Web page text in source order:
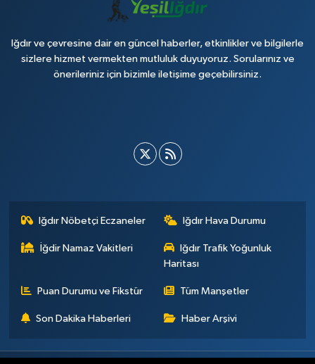
Iğdır ve çevresine dair en güncel haberler, etkinlikler ve bilgilerle
sizlere hizmet vermekten mutluluk duyuyoruz. Sorularınız ve
önerileriniz için bizimle iletişime geçebilirsiniz.
Iğdır Nöbetçi Eczaneler Iğdır Hava Durumu
İğdir Namaz Vakitleri
Iğdır Trafik Yoğunluk
Haritası
Puan Durumu ve Fikstür Tüm Manşetler
Son Dakika Haberleri Haber Arşivi